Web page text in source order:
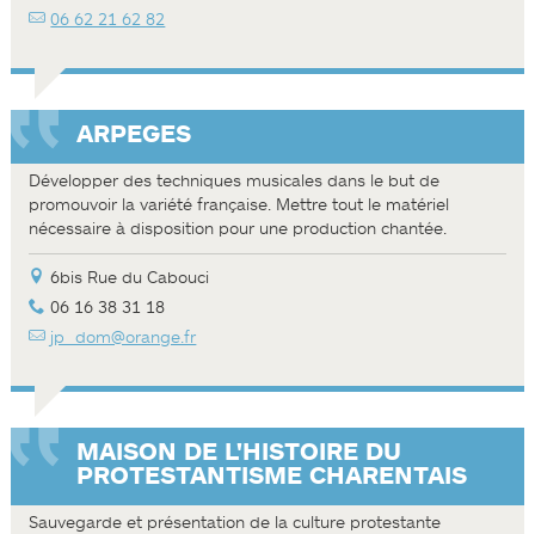
06 62 21 62 82
ARPEGES
Développer des techniques musicales dans le but de
promouvoir la variété française. Mettre tout le matériel
nécessaire à disposition pour une production chantée.
6bis Rue du Cabouci
06 16 38 31 18
jp_dom@orange.fr
MAISON DE L'HISTOIRE DU
PROTESTANTISME CHARENTAIS
Sauvegarde et présentation de la culture protestante